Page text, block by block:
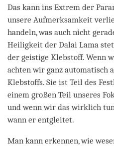
Das kann ins Extrem der
unsere Aufmerksamkeit
handeln, was auch nicht
Heiligkeit der Dalai Lama
der geistige Klebstoff. Wenn
achten wir ganz automatisch
Klebstoffs. Sie ist Teil des
einem großen Teil unseres
und wenn wir das wirklich
wann er entgleitet.
Man kann erkennen, wie